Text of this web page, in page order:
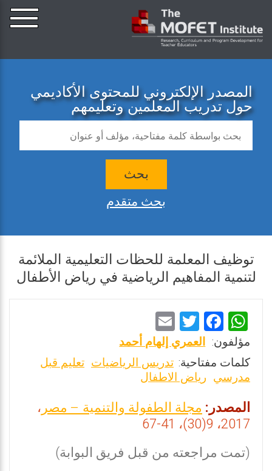
المصدر الإلكتروني للمحتوى الأكاديمي
حول تدريب المعلمين وتعليمهم
بحث
بحث متقدم
توظيف المعلمة للحظات التعليمية الملائمة
لتنمية المفاهيم الرياضية في رياض الأطفال
W
h
at
s
A
p
p
F
a
ce
b
o
k
T
wi
tt
er
m
ai
l
مؤلفون: العمري إلهام أحمد
كلمات مفتاحية: تدريس الرياضيات تعليم قبل
مدرسي رياض الاطفال
المصدر:مجلة الطفولة والتنمية – مصر،
2017، 9(30)، 41-67
(تمت مراجعته من قبل فريق البوابة)